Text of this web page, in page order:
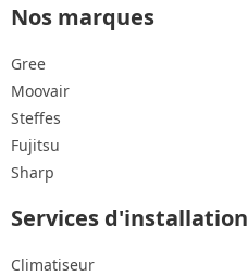
Nos marques
Gree
Moovair
Steffes
Fujitsu
Sharp
Services d'installation
Climatiseur